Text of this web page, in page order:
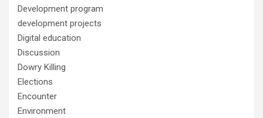
Development program
development projects
Digital education
Discussion
Dowry Killing
Elections
Encounter
Environment